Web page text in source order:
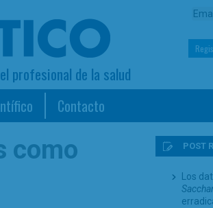
profesional de la salud
Contacto
como
POST
Los